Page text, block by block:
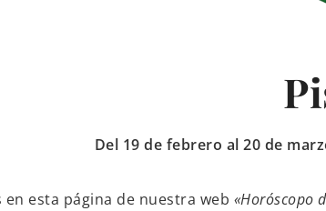
Del 19 de febrero al 20 de
esta página de nuestra web «Horóscopo